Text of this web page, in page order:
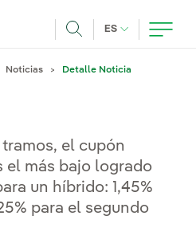
ES IDIOMA
Noticias Detalle Noticia
el cupón
el más bajo logrado
un híbrido: 1,45%
para el segundo